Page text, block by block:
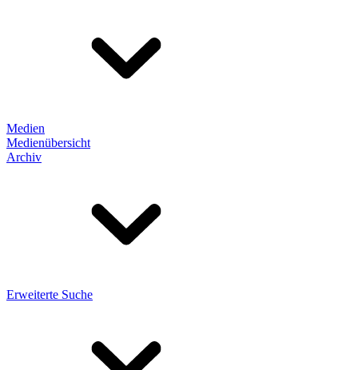
Medien
Medienübersicht
Archiv
Erweiterte Suche